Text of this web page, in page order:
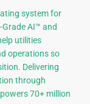
system for
AI™ and
utilities
operations so
Delivering
through
70+ million